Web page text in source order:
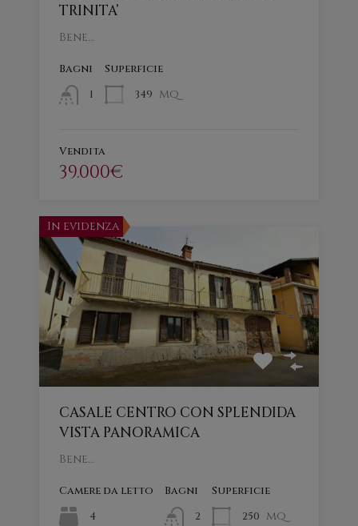
TRINITA’
Bene…
Bagni
1
Superficie
349 mq
Vendita
39.000€
In evidenza
CASALE CENTRO CON SPLENDIDA
VISTA PANORAMICA
Bene…
Camere da letto
4
Bagni
2
Superficie
250 mq